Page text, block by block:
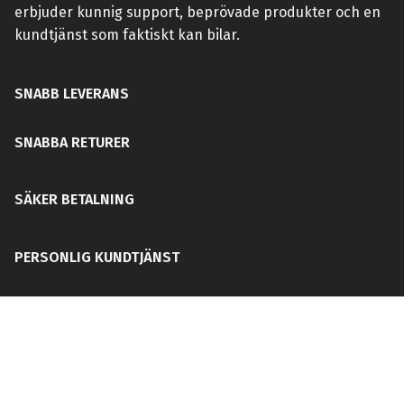
erbjuder kunnig support, beprövade produkter och en
kundtjänst som faktiskt kan bilar.
SNABB LEVERANS
SNABBA RETURER
SÄKER BETALNING
PERSONLIG KUNDTJÄNST